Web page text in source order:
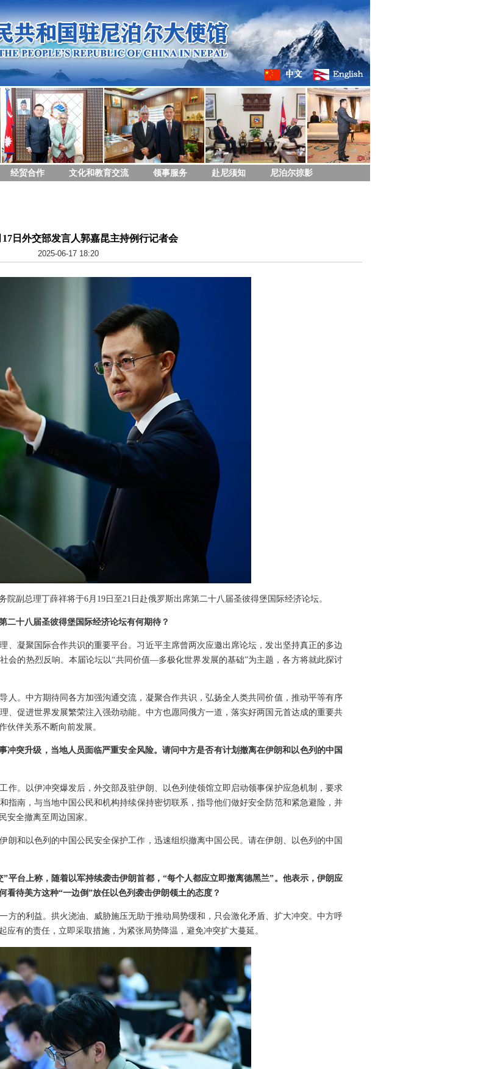
经贸合作 文化和教育交流 领事服务 赴尼须知 尼泊尔掠影
17日外交部发言人郭嘉昆主持例行记者会
2025-06-17 18:20
副总理丁薛祥将于6月19日至21日赴俄罗斯出席第二十八届圣彼得堡国际经济论坛。
二十八届圣彼得堡国际经济论坛有何期待？
、凝聚国际合作共识的重要平台。习近平主席曾两次应邀出席论坛，发出坚持真正的多边
会的热烈反响。本届论坛以“共同价值—多极化世界发展的基础”为主题，各方将就此探讨
人。中方期待同各方加强沟通交流，凝聚合作共识，弘扬全人类共同价值，推动平等有序
、促进世界发展繁荣注入强劲动能。中方也愿同俄方一道，落实好两国元首达成的重要共
伙伴关系不断向前发展。
冲突升级，当地人员面临严重安全风险。请问中方是否有计划撤离在伊朗和以色列的中国
作。以伊冲突爆发后，外交部及驻伊朗、以色列使领馆立即启动领事保护应急机制，要求
指南，与当地中国公民和机构持续保持密切联系，指导他们做好安全防范和紧急避险，并
安全撤离至周边国家。
朗和以色列的中国公民安全保护工作，迅速组织撤离中国公民。请在伊朗、以色列的中国
平台上称，随着以军持续袭击伊朗首都，“每个人都应立即撤离德黑兰”。他表示，伊朗应
待美方这种“一边倒”放任以色列袭击伊朗领土的态度？
方的利益。拱火浇油、威胁施压无助于推动局势缓和，只会激化矛盾、扩大冲突。中方呼
有的责任，立即采取措施，为紧张局势降温，避免冲突扩大蔓延。